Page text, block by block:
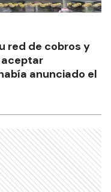
red de cobros y
aceptar
anunciado el